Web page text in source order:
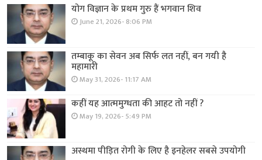
योग विज्ञान के प्रथम गुरु हैं भगवान शिव
June 21, 2026- 8:06 PM
तम्बाकू का सेवन अब सिर्फ लत नहीं, बन गयी है
महामारी
May 31, 2026- 11:17 AM
कहीं यह आत्ममुग्धता की आहट तो नहीं ?
May 19, 2026- 5:49 PM
अस्थमा पीड़ित रोगी के लिए है इनहेलर सबसे उपयोगी